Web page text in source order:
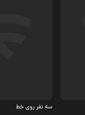
سه نفر روی خط